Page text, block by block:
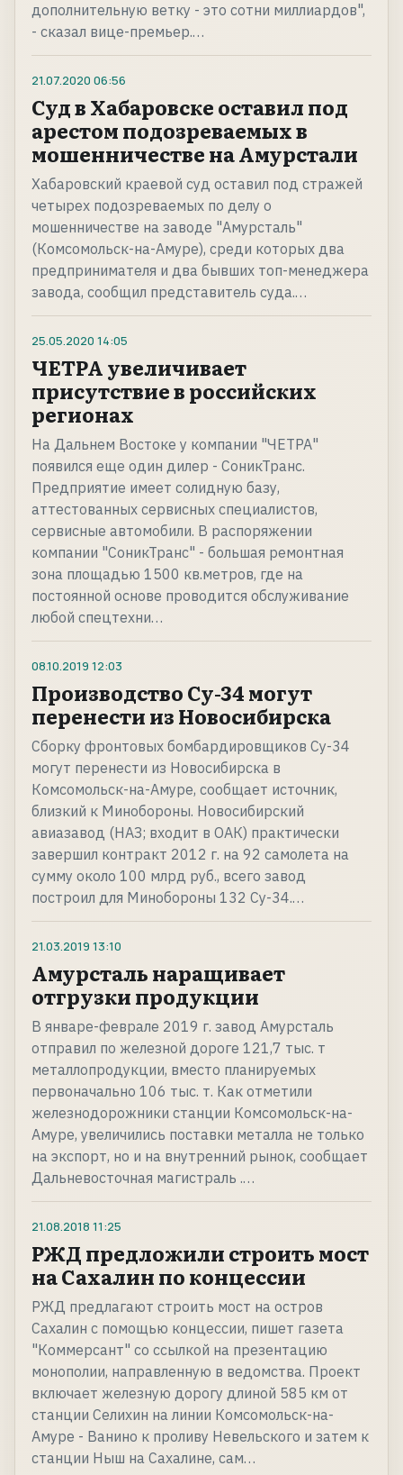
дополнительную ветку - это сотни миллиардов",
- сказал вице-премьер.…
21.07.2020 06:56
Суд в Хабаровске оставил под
арестом подозреваемых в
мошенничестве на Амурстали
Хабаровский краевой суд оставил под стражей
четырех подозреваемых по делу о
мошенничестве на заводе "Амурсталь"
(Комсомольск-на-Амуре), среди которых два
предпринимателя и два бывших топ-менеджера
завода, сообщил представитель суда.…
25.05.2020 14:05
ЧЕТРА увеличивает
присутствие в российских
регионах
На Дальнем Востоке у компании "ЧЕТРА"
появился еще один дилер - СоникТранс.
Предприятие имеет солидную базу,
аттестованных сервисных специалистов,
сервисные автомобили. В распоряжении
компании "СоникТранс" - большая ремонтная
зона площадью 1500 кв.метров, где на
постоянной основе проводится обслуживание
любой спецтехни…
08.10.2019 12:03
Производство Су-34 могут
перенести из Новосибирска
Сборку фронтовых бомбардировщиков Су-34
могут перенести из Новосибирска в
Комсомольск-на-Амуре, сообщает источник,
близкий к Минобороны. Новосибирский
авиазавод (НАЗ; входит в ОАК) практически
завершил контракт 2012 г. на 92 самолета на
сумму около 100 млрд руб., всего завод
построил для Минобороны 132 Су-34.…
21.03.2019 13:10
Амурсталь наращивает
отгрузки продукции
В январе-феврале 2019 г. завод Амурсталь
отправил по железной дороге 121,7 тыс. т
металлопродукции, вместо планируемых
первоначально 106 тыс. т. Как отметили
железнодорожники станции Комсомольск-на-
Амуре, увеличились поставки металла не только
на экспорт, но и на внутренний рынок, сообщает
Дальневосточная магистраль .…
21.08.2018 11:25
РЖД предложили строить мост
на Сахалин по концессии
РЖД предлагают строить мост на остров
Сахалин с помощью концессии, пишет газета
"Коммерсант" со ссылкой на презентацию
монополии, направленную в ведомства. Проект
включает железную дорогу длиной 585 км от
станции Селихин на линии Комсомольск-на-
Амуре - Ванино к проливу Невельского и затем к
станции Ныш на Сахалине, сам…